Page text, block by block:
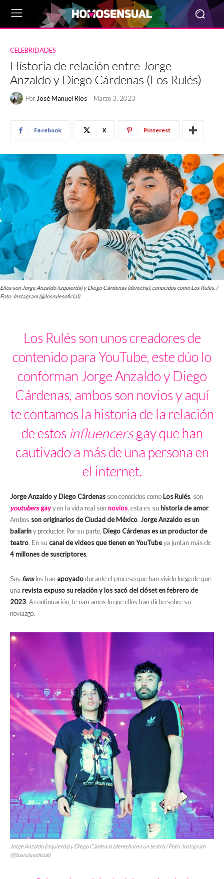
CELEBRIDADES
Historia de relación entre Jorge
Anzaldo y Diego Cárdenas (Los Rulés)
Por José Manuel Ríos Marzo 3, 2023
Facebook X Pinterest
Ellos son Jorge Anzaldo (izquierda) y Diego Cárdenas (derecha), conocidos como Los Rulés. /
Foto: Instagram (@losrulesoficial)
Los Rulés son unos creadores de
contenido para YouTube, este dúo lo
conforman Jorge Anzaldo y Diego
Cárdenas, ambos son novios y aquí
te contamos la historia de la relación
de estos influencersgay que han
cautivado a más de una persona en
el internet.
Jorge Anzaldo y Diego Cárdenas son conocidos como Los Rulés, son
youtubersgayy en la vida real son novios, esta es su historia de amor.
Ambos son originarios de Ciudad de México. Jorge Anzaldo es un
bailaríny productor. Por su parte, Diego Cárdenas es un productor de
teatro. En su canal de videos que tienen en YouTubeya juntan más de
4 millones de suscriptores.
Sus fanslos han apoyadodurante el proceso que han vivido luego de que
una revista expuso su relación y los sacó del clóset en febrero de
2023. A continuación, te narramos lo que ellos han dicho sobre su
noviazgo.
Jorge Anzaldo (izquierda) y Diego Cárdenas (derecha) en un teatro / Foto: Instagram
(@losrulesoficial)